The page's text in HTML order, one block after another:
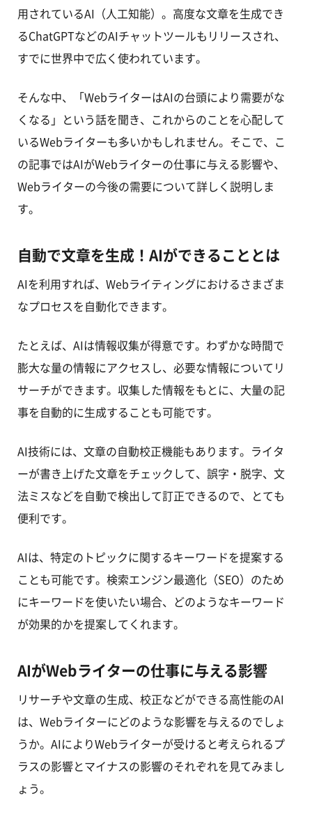
用されているAI（人工知能）。高度な文章を生成でき
るChatGPTなどのAIチャットツールもリリースされ、
すでに世界中で広く使われています。
そんな中、「WebライターはAIの台頭により需要がな
くなる」という話を聞き、これからのことを心配して
いるWebライターも多いかもしれません。そこで、こ
の記事ではAIがWebライターの仕事に与える影響や、
Webライターの今後の需要について詳しく説明しま
す。
自動で文章を生成！AIができることとは
AIを利用すれば、Webライティングにおけるさまざま
なプロセスを自動化できます。
たとえば、AIは情報収集が得意です。わずかな時間で
膨大な量の情報にアクセスし、必要な情報についてリ
サーチができます。収集した情報をもとに、大量の記
事を自動的に生成することも可能です。
AI技術には、文章の自動校正機能もあります。ライタ
ーが書き上げた文章をチェックして、誤字・脱字、文
法ミスなどを自動で検出して訂正できるので、とても
便利です。
AIは、特定のトピックに関するキーワードを提案する
ことも可能です。検索エンジン最適化（SEO）のため
にキーワードを使いたい場合、どのようなキーワード
が効果的かを提案してくれます。
AIがWebライターの仕事に与える影響
リサーチや文章の生成、校正などができる高性能のAI
は、Webライターにどのような影響を与えるのでしょ
うか。AIによりWebライターが受けると考えられるプ
ラスの影響とマイナスの影響のそれぞれを見てみまし
ょう。